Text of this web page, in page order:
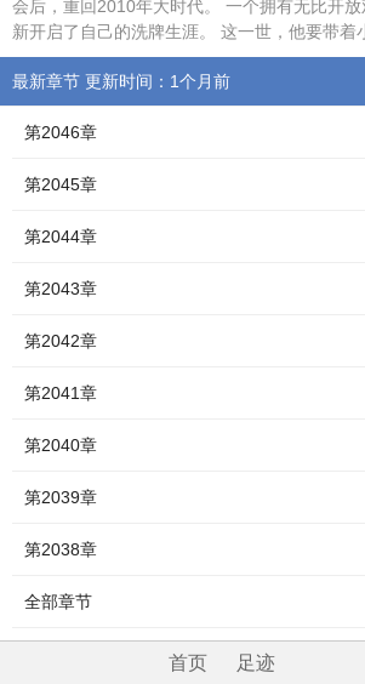
会后，重回2010年大时代。 一个拥有无比开
新开启了自己的洗牌生涯。 这一世，他要带着
最新章节 更新时间：1个月前
第2046章
第2045章
第2044章
第2043章
第2042章
第2041章
第2040章
第2039章
第2038章
全部章节
首页 足迹